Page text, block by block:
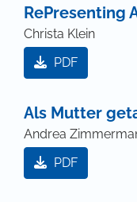
RePresenting
Christa Klein
PDF
Als Mutter
Andrea
PDF